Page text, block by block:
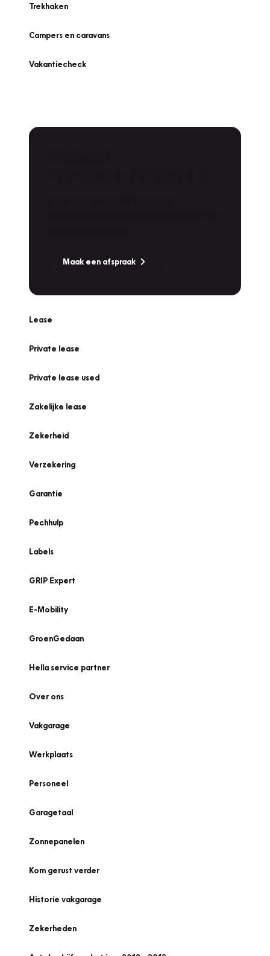
Trekhaken
Campers en caravans
Vakantiecheck
Maak een afspraak
Lease
Private lease
Private lease used
Zakelijke lease
Zekerheid
Verzekering
Garantie
Pechhulp
Labels
GRIP Expert
E-Mobility
GroenGedaan
Hella service partner
Over ons
Vakgarage
Werkplaats
Personeel
Garagetaal
Zonnepanelen
Kom gerust verder
Historie vakgarage
Zekerheden